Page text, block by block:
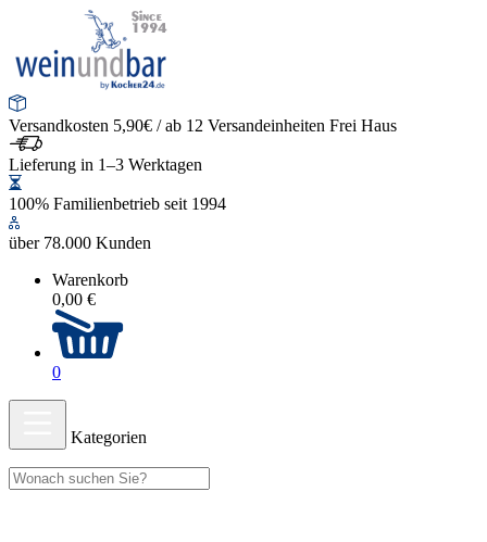
Versandkosten 5,90€ / ab 12 Versandeinheiten Frei Haus
Lieferung in 1–3 Werktagen
100% Familienbetrieb seit 1994
über 78.000 Kunden
Warenkorb
0,00 €
0
Kategorien